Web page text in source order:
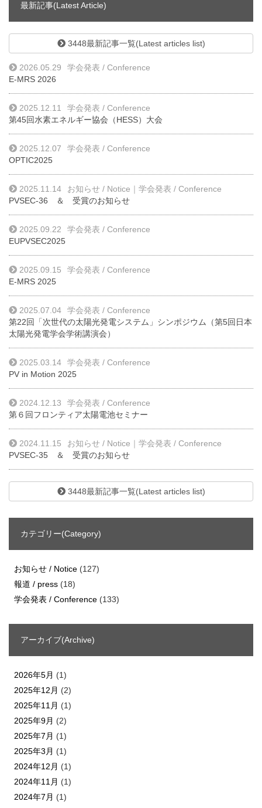
最新記事(Latest Article)
3448最新記事一覧(Latest articles list)
2026.05.29
学会発表 / Conference
E-MRS 2026
2025.12.11
学会発表 / Conference
第45回水素エネルギー協会（HESS）大会
2025.12.07
学会発表 / Conference
OPTIC2025
2025.11.14 お知らせ / Notice
学会発表 / Conference
PVSEC-36 ＆ 受賞のお知らせ
2025.09.22
学会発表 / Conference
EUPVSEC2025
2025.09.15
学会発表 / Conference
E-MRS 2025
2025.07.04
学会発表 / Conference
第22回「次世代の太陽光発電システム」シンポジウム（第5回日本
太陽光発電学会学術講演会）
2025.03.14
学会発表 / Conference
PV in Motion 2025
2024.12.13
学会発表 / Conference
第６回フロンティア太陽電池セミナー
2024.11.15 お知らせ / Notice
学会発表 / Conference
PVSEC-35 ＆ 受賞のお知らせ
3448最新記事一覧(Latest articles list)
カテゴリー(Category)
お知らせ / Notice (127)
報道 / press (18)
学会発表 / Conference (133)
アーカイブ(Archive)
2026年5月 (1)
2025年12月 (2)
2025年11月 (1)
2025年9月 (2)
2025年7月 (1)
2025年3月 (1)
2024年12月 (1)
2024年11月 (1)
2024年7月 (1)